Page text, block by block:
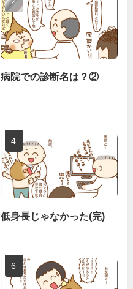
病院での診断名は？②
低身長じゃなかった(完)